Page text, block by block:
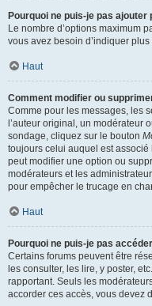
Pourquoi ne puis-je pas ajouter
Le nombre d’options maximum
vous avez besoin d’indiquer
Haut
Comment modifier ou
Comme pour les messages, les
l’auteur original, un modérateur
sondage, cliquez sur le bouton
toujours celui auquel est associé
peut modifier une option ou
modérateurs et les
pour empêcher le trucage en
Haut
Pourquoi ne puis-je pas
Certains forums peuvent être
les consulter, les lire, y poster,
rapportant. Seuls les
accorder ces accès, vous devez